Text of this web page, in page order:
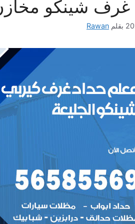
غرف شينكو
بقلم Rawan